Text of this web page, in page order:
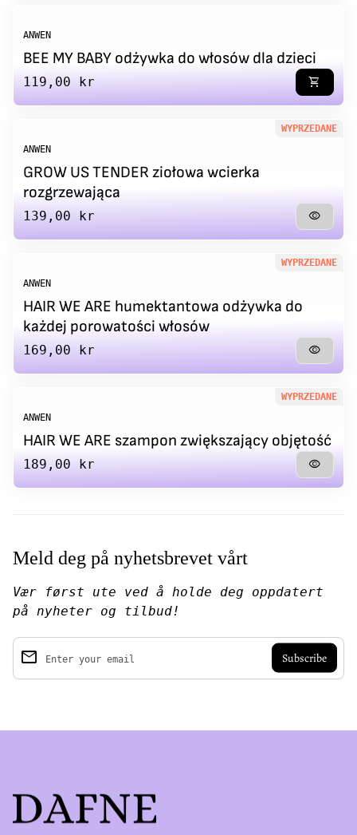
ANWEN
BEE MY BABY odżywka do włosów dla dzieci
Regular price
119,00 kr shopping_cart
WYPRZEDANE
ANWEN
GROW US TENDER ziołowa wcierka
rozgrzewająca
Regular price
139,00 kr visibility
WYPRZEDANE
ANWEN
HAIR WE ARE humektantowa odżywka do
każdej porowatości włosów
Regular price
169,00 kr visibility
WYPRZEDANE
ANWEN
HAIR WE ARE szampon zwiększający objętość
Regular price
189,00 kr visibility
Meld deg på nyhetsbrevet vårt
Vær først ute ved å holde deg oppdatert
på nyheter og tilbud!
Enter your email
email